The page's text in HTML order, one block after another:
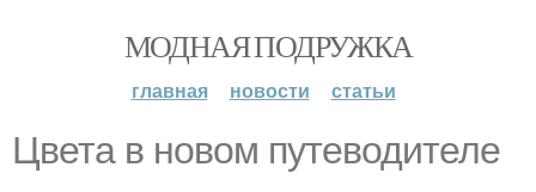
МОДНАЯ ПОДРУЖКА
главная новости статьи
Цвета в новом путеводителе